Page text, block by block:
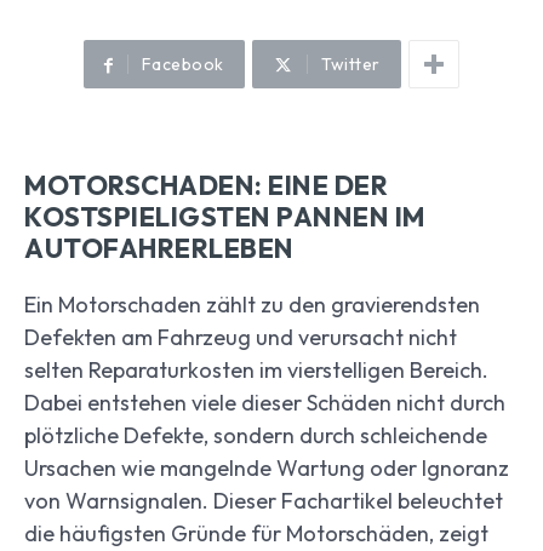
Facebook Twitter
MOTORSCHADEN: EINE DER
KOSTSPIELIGSTEN PANNEN IM
AUTOFAHRERLEBEN
Ein Motorschaden zählt zu den gravierendsten
Defekten am Fahrzeug und verursacht nicht
selten Reparaturkosten im vierstelligen Bereich.
Dabei entstehen viele dieser Schäden nicht durch
plötzliche Defekte, sondern durch schleichende
Ursachen wie mangelnde Wartung oder Ignoranz
von Warnsignalen. Dieser Fachartikel beleuchtet
die häufigsten Gründe für Motorschäden, zeigt